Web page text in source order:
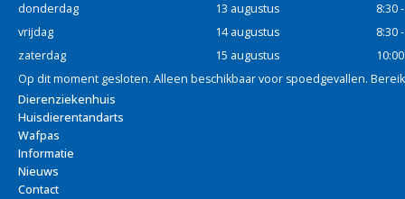
donderdag
13 augustus
8:30
vrijdag
14 augustus
8:30
zaterdag
15 augustus
Op dit moment gesloten. Alleen beschikbaar voor spoedgevallen.
Dierenziekenhuis
Huisdierentandarts
Wafpas
Informatie
Nieuws
Contact